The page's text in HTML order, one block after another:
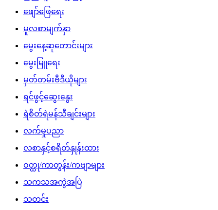
ဖျော်ဖြေရေး
မူလစာမျက်နှာ
မွေးနေ့ဆုတောင်းများ
မွေးမြူရေး
မှတ်တမ်းဗီဒီယိုများ
ရင်ဖွင့်ဆွေးနွေး
ရဲစိတ်ရဲမန်သီချင်းများ
လက်မှုပညာ
လစာနှင့်စရိတ်နှုန်းထား
ဝတ္ထု/ကာတွန်း/ကဗျာများ
သကသအကွဲအပြဲ
သတင်း